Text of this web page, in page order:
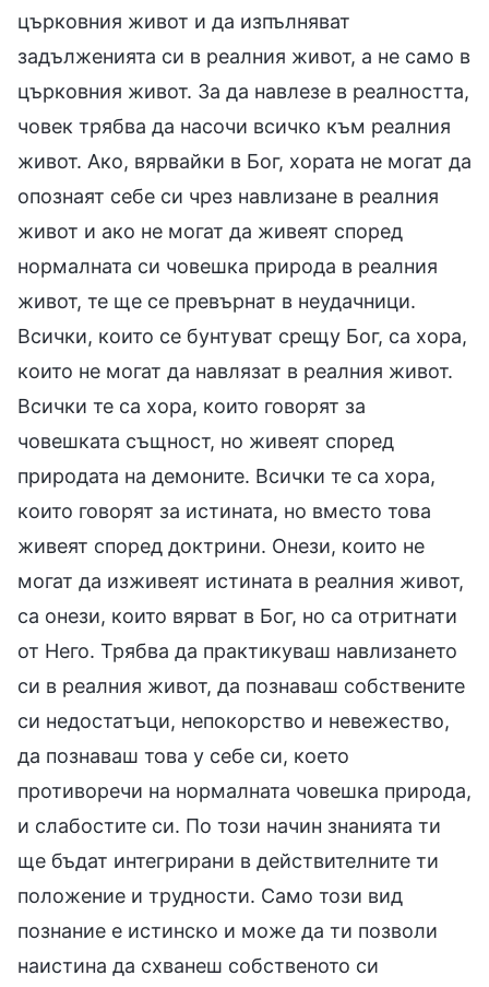
църковния живот и да изпълняват
задълженията си в реалния живот, а не само в
църковния живот. За да навлезе в реалността,
човек трябва да насочи всичко към реалния
живот. Ако, вярвайки в Бог, хората не могат да
опознаят себе си чрез навлизане в реалния
живот и ако не могат да живеят според
нормалната си човешка природа в реалния
живот, те ще се превърнат в неудачници.
Всички, които се бунтуват срещу Бог, са хора,
които не могат да навлязат в реалния живот.
Всички те са хора, които говорят за
човешката същност, но живеят според
природата на демоните. Всички те са хора,
които говорят за истината, но вместо това
живеят според доктрини. Онези, които не
могат да изживеят истината в реалния живот,
са онези, които вярват в Бог, но са отритнати
от Него. Трябва да практикуваш навлизането
си в реалния живот, да познаваш собствените
си недостатъци, непокорство и невежество,
да познаваш това у себе си, което
противоречи на нормалната човешка природа,
и слабостите си. По този начин знанията ти
ще бъдат интегрирани в действителните ти
положение и трудности. Само този вид
познание е истинско и може да ти позволи
наистина да схванеш собственото си